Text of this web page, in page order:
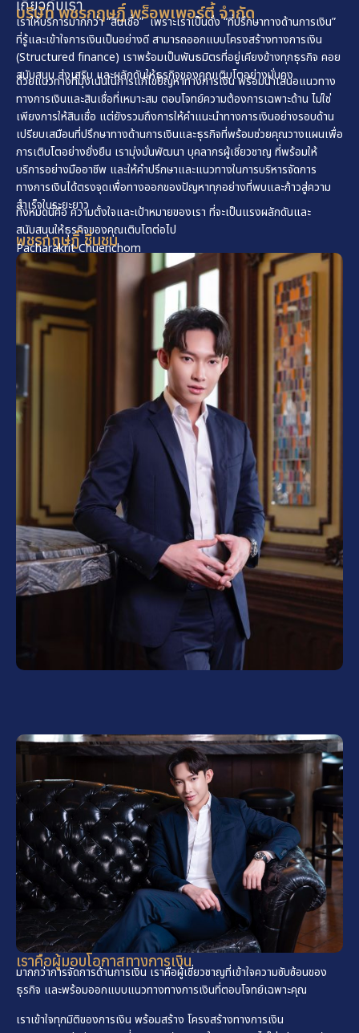
เกี่ยวกับเรา
บริษัท พชรกฤษฏิ์ พร็อพเพอร์ตี้ จำกัด
เราให้บริการมากกว่า “สินเชื่อ” เพราะเราเป็นดั่ง “ที่ปรึกษาทางด้านการเงิน”
ที่รู้และเข้าใจการเงินเป็นอย่างดี สามารถออกแบบโครงสร้างทางการเงิน
(Structured finance) เราพร้อมเป็นพันธมิตรที่อยู่เคียงข้างทุกธุรกิจ คอย
สนับสนุน ส่งเสริม และผลักดันให้ธุรกิจของคุณเติบโตอย่างมั่นคง
ด้วยแนวทางที่มุ่งเน้นในการแก้ไขปัญหาทางการเงิน พร้อมนำเสนอแนวทาง
ทางการเงินและสินเชื่อที่เหมาะสม ตอบโจทย์ความต้องการเฉพาะด้าน ไม่ใช่
เพียงการให้สินเชื่อ แต่ยังรวมถึงการให้คำแนะนำทางการเงินอย่างรอบด้าน
เปรียบเสมือนที่ปรึกษาทางด้านการเงินและธุรกิจที่พร้อมช่วยคุณวางแผนเพื่อ
การเติบโตอย่างยั่งยืน เรามุ่งมั่นพัฒนา บุคลากรผู้เชี่ยวชาญ ที่พร้อมให้
บริการอย่างมืออาชีพ และให้คำปรึกษาและแนวทางในการบริหารจัดการ
ทางการเงินได้ตรงจุดเพื่อทางออกของปัญหาทุกอย่างที่พบและก้าวสู่ความ
สำเร็จในระยะยาว
ทั้งหมดนี้คือ ความตั้งใจและเป้าหมายของเรา ที่จะเป็นแรงผลักดันและ
สนับสนุนให้ธุรกิจของคุณเติบโตต่อไป
พชรกฤษฏิ์ ชื่นชม
Pacharakrit Chuenchom
เราคือผู้มอบโอกาสทางการเงิน
มากกว่าการจัดการด้านการเงิน เราคือผู้เชี่ยวชาญที่เข้าใจความซับซ้อนของ
ธุรกิจ และพร้อมออกแบบแนวทางทางการเงินที่ตอบโจทย์เฉพาะคุณ
เราเข้าใจทุกมิติของการเงิน พร้อมสร้าง โครงสร้างทางการเงิน